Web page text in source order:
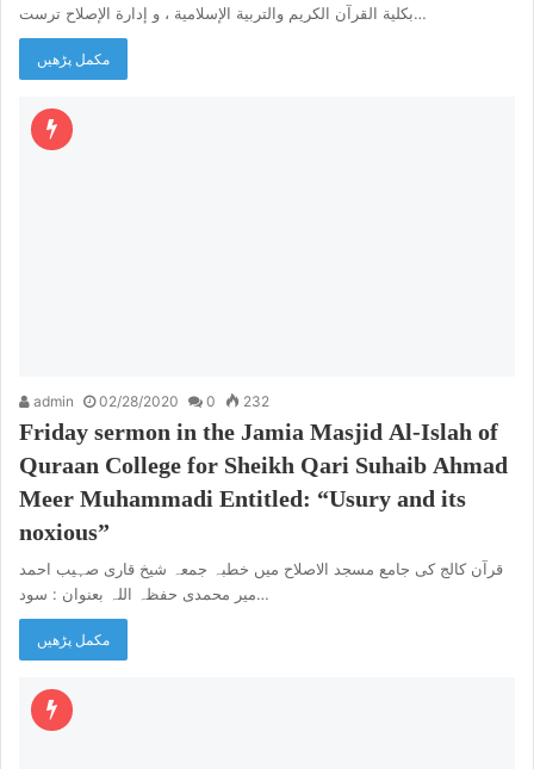
بكلية القرآن الكريم والتربية الإسلامية ، و إدارة الإصلاح ترست…
مکمل پڑھیں
admin 02/28/2020 0 232
Friday sermon in the Jamia Masjid Al-Islah of
Quraan College for Sheikh Qari Suhaib Ahmad
Meer Muhammadi Entitled: “Usury and its
noxious”
قرآن کالج کی جامع مسجد الاصلاح میں خطبہ جمعہ شیخ قاری صہیب احمد
میر محمدی حفظہ اللہ بعنوان : سود…
مکمل پڑھیں